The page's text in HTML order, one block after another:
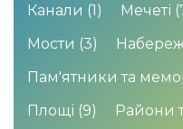
Канали (1) Мечеті
Мости (3)
Пам'ятники та
Площі (9) Райони